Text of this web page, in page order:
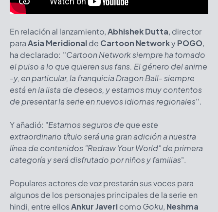
En relación al lanzamiento,Abhishek Dutta, director
paraAsia Meridionalde Cartoon NetworkyPOGO,
ha declarado: ''Cartoon Network siempre ha tomado
el pulso a lo que quieren sus fans. El género del anime
-y, en particular, la franquicia Dragon Ball- siempre
está en la lista de deseos, y estamos muy contentos
de presentar la serie en nuevos idiomas regionales''.
Y añadió: "Estamos seguros de que este
extraordinario título será una gran adición a nuestra
línea de contenidos "Redraw Your World" de primera
categoría y será disfrutado por niños y familias".
Populares actores de voz prestarán sus voces para
algunos de los personajes principales de la serie en
hindi, entre ellosAnkur JavericomoGoku, Neshma